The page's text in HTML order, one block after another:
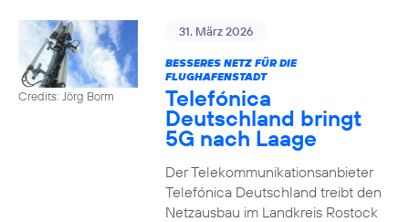
Credits: Jörg Borm
31. März 2026
BESSERES NETZ FÜR DIE
FLUGHAFENSTADT
Telefónica
Deutschland bringt
5G nach Laage
Der Telekommunikationsanbieter
Telefónica Deutschland treibt den
Netzausbau im Landkreis Rostock